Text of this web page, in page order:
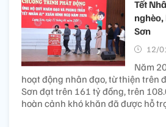
Tết
Sơn
12/
Năm
hoạt động nhân đạo, từ thiện trên
Sơn đạt trên 161 tỷ đồng, trên
hoàn cảnh khó khăn đã được hỗ